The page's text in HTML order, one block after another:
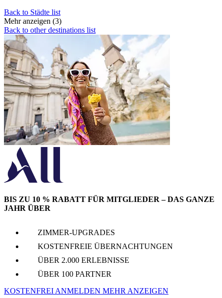
Back to Städte list
Mehr anzeigen (3)
Back to other destinations list
BIS ZU 10 % RABATT FÜR MITGLIEDER – DAS GANZE
JAHR ÜBER
ZIMMER-UPGRADES
KOSTENFREIE ÜBERNACHTUNGEN
ÜBER 2.000 ERLEBNISSE
ÜBER 100 PARTNER
KOSTENFREI ANMELDEN MEHR ANZEIGEN